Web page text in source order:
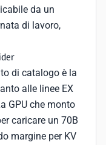
da un
di lavoro,
di catalogo è la
alle linee EX
GPU che monto
caricare un 70B
margine per KV